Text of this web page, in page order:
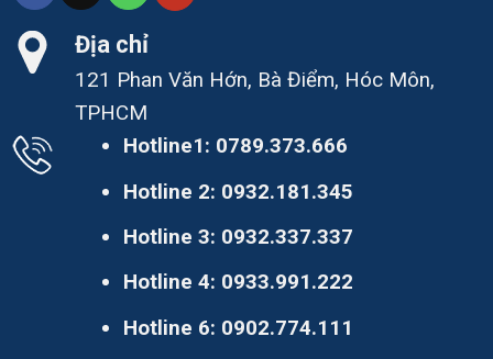
Địa chỉ
121 Phan Văn Hớn, Bà Điểm, Hóc Môn,
TPHCM
Hotline1: 0789.373.666
Hotline 2: 0932.181.345
Hotline 3: 0932.337.337
Hotline 4: 0933.991.222
Hotline 6: 0902.774.111